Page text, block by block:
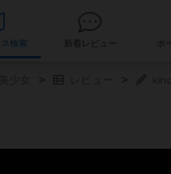
データベース